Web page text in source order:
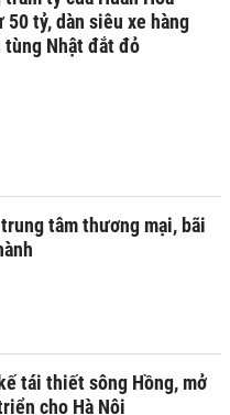
tỷ, dàn siêu xe hàng
Nhật đắt đỏ
tâm thương mại, bãi
tái thiết sông Hồng, mở
cho Hà Nội